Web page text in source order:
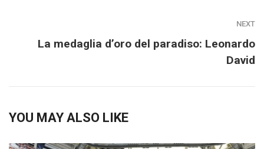
NEXT
La medaglia d’oro del paradiso: Leonardo
David
YOU MAY ALSO LIKE